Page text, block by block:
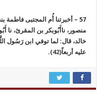
57 – أخبرتنا أُم المجتبى
منصور، ناأَبُوبكر بن المقرئ، نا
خالد، قال: لما توفي ابن رَسُول
عليه أربعاً(42)
.